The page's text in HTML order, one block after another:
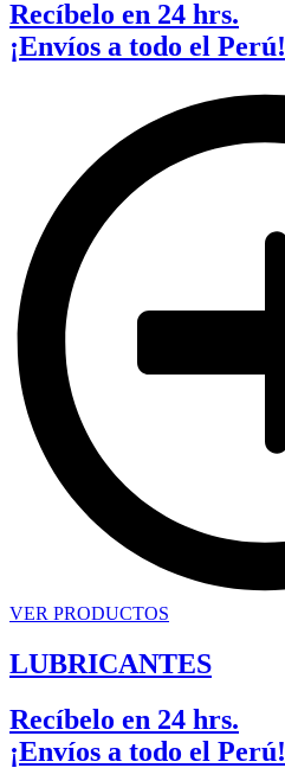
Recíbelo en 24 hrs.
¡Envíos a todo el Perú!
VER PRODUCTOS
LUBRICANTES
Recíbelo en 24 hrs.
¡Envíos a todo el Perú!